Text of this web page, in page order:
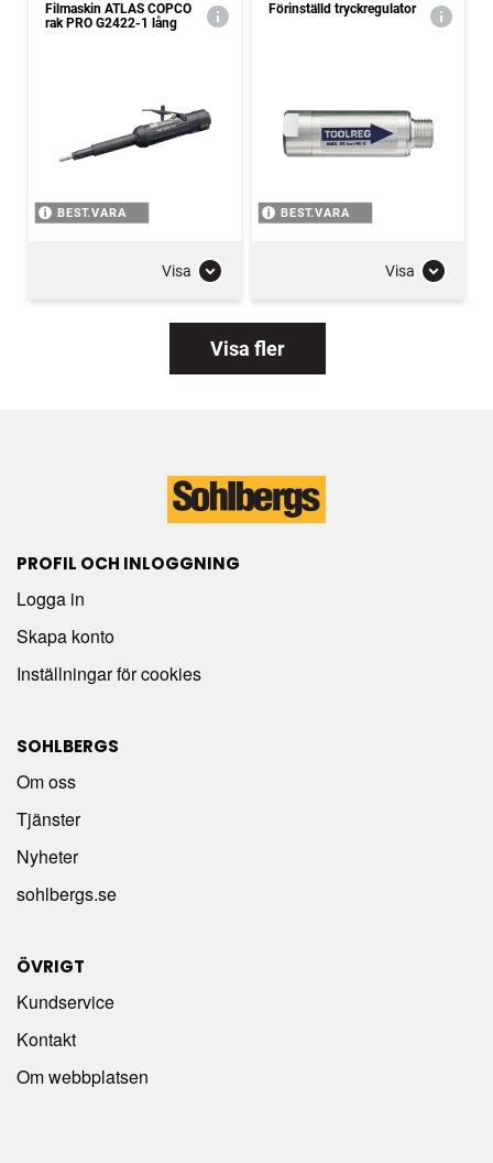
Filmaskin ATLAS COPCO
rak PRO G2422-1 lång
BEST.VARA
Visa
Förinställd tryckregulator
BEST.VARA
Visa
Visa fler
PROFIL OCH INLOGGNING
Logga in
Skapa konto
Inställningar för cookies
SOHLBERGS
Om oss
Tjänster
Nyheter
sohlbergs.se
ÖVRIGT
Kundservice
Kontakt
Om webbplatsen